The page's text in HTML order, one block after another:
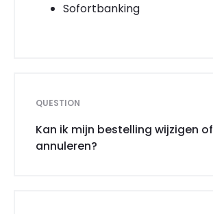
Sofortbanking
QUESTION
Kan ik mijn bestelling wijzigen of
annuleren?